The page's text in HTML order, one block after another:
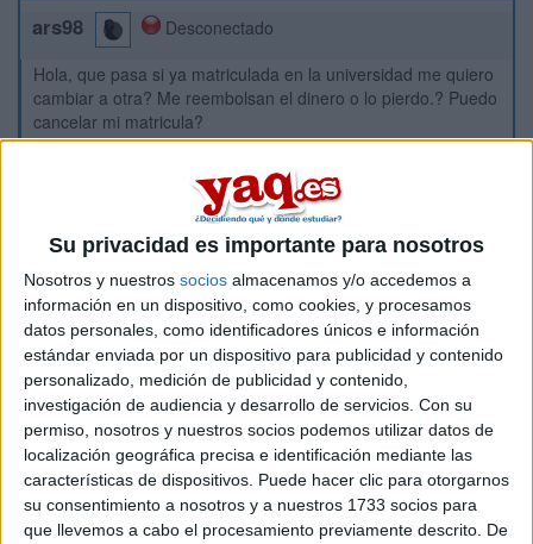
Su privacidad es importante para nosotros
Nosotros y nuestros socios almacenamos y/o accedemos a
información en un dispositivo, como cookies, y procesamos
datos personales, como identificadores únicos e información
estándar enviada por un dispositivo para publicidad y contenido
personalizado, medición de publicidad y contenido,
investigación de audiencia y desarrollo de servicios. Con su
permiso, nosotros y nuestros socios podemos utilizar datos de
localización geográfica precisa e identificación mediante las
características de dispositivos. Puede hacer clic para otorgarnos
su consentimiento a nosotros y a nuestros 1733 socios para
que llevemos a cabo el procesamiento previamente descrito. De
ars98
Desconectado
Hola, que pasa si ya matriculada en la universidad me quiero
cambiar a otra? Me reembolsan el dinero o lo pierdo.? Puedo
cancelar mi matricula?
Etiquetas: La universidad - un mundo